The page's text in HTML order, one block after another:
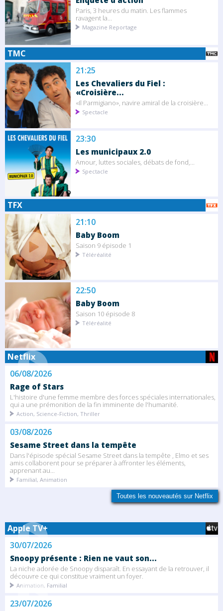
Paris, 3 heures du matin. Les flammes
ravagent la...
Magazine Reportage
TMC
21:25
Les Chevaliers du Fiel :
«Croisière...
«Il Parmigiano», navire amiral de la croisière...
Spectacle
23:30
Les municipaux 2.0
Amour, luttes sociales, débats de fond,...
Spectacle
TFX
21:10
Baby Boom
Saison 9 épisode 1
Téléréalité
22:50
Baby Boom
Saison 10 épisode 8
Téléréalité
Netflix
06/08/2026
Rage of Stars
L'histoire d'une femme membre des forces spéciales internationales,
qui a une prémonition de la fin imminente de l'humanité.
Action, Science-Fiction, Thriller
03/08/2026
Sesame Street dans la tempête
Dans l'épisode spécial Sesame Street dans la tempête , Elmo et ses
amis collaborent pour se préparer à affronter les éléments,
apprenant au...
Familial, Animation
Toutes les nouveautés sur Netflix
Apple TV+
30/07/2026
Snoopy présente : Rien ne vaut son...
La niche adorée de Snoopy disparaît. En essayant de la retrouver, il
découvre ce qui constitue vraiment un foyer.
Animation, Familial
23/07/2026